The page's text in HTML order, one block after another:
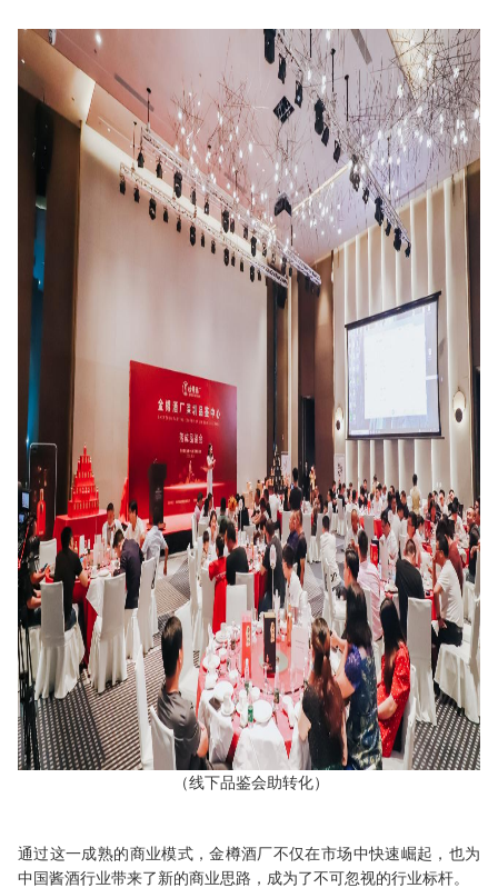
（线下品鉴会助转化）
通过这一成熟的商业模式，金樽酒厂不仅在市场中快速崛起，也为
中国酱酒行业带来了新的商业思路，成为了不可忽视的行业标杆。